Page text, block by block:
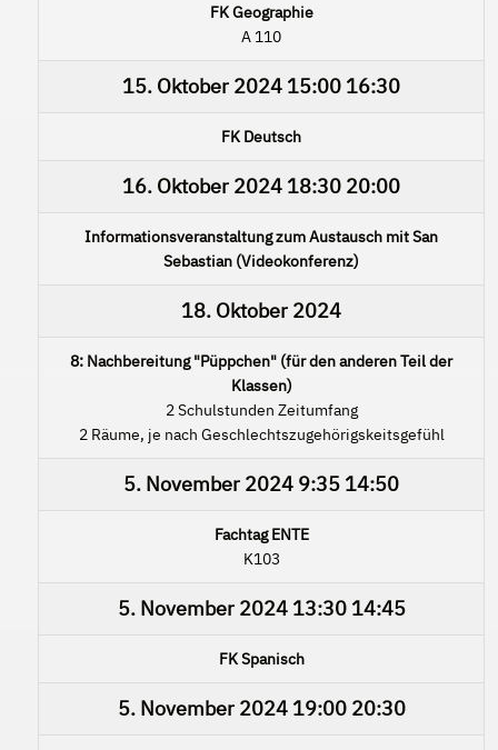
FK Geographie
A 110
15. Oktober 2024 15:00 16:30
FK Deutsch
16. Oktober 2024 18:30 20:00
Informationsveranstaltung zum Austausch mit San
Sebastian (Videokonferenz)
18. Oktober 2024
8: Nachbereitung "Püppchen" (für den anderen Teil der
Klassen)
2 Schulstunden Zeitumfang
2 Räume, je nach Geschlechtszugehörigskeitsgefühl
5. November 2024 9:35 14:50
Fachtag ENTE
K103
5. November 202413:30 14:45
FK Spanisch
5. November 202419:00 20:30